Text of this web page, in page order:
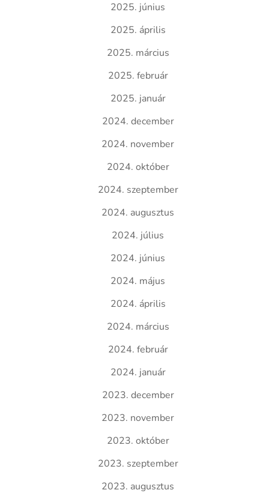
2025. június
2025. április
2025. március
2025. február
2025. január
2024. december
2024. november
2024. október
2024. szeptember
2024. augusztus
2024. július
2024. június
2024. május
2024. április
2024. március
2024. február
2024. január
2023. december
2023. november
2023. október
2023. szeptember
2023. augusztus